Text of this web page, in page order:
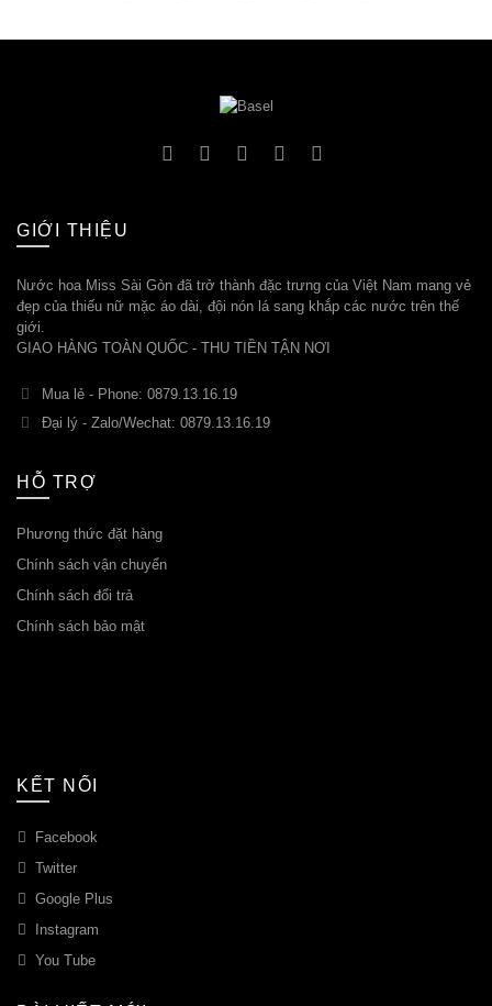
GIỚI THIỆU
Nước hoa Miss Sài Gòn đã trở thành đặc trưng của Việt Nam mang vẻ
đẹp của thiếu nữ mặc áo dài, đội nón lá sang khắp các nước trên thế
giới.
GIAO HÀNG TOÀN QUỐC - THU TIỀN TẬN NƠI
Mua lẻ - Phone: 0879.13.16.19
Đại lý - Zalo/Wechat: 0879.13.16.19
HỖ TRỢ
Phương thức đặt hàng
Chính sách vận chuyển
Chính sách đổi trả
Chính sách bảo mật
KẾT NỐI
Facebook
Twitter
Google Plus
Instagram
You Tube